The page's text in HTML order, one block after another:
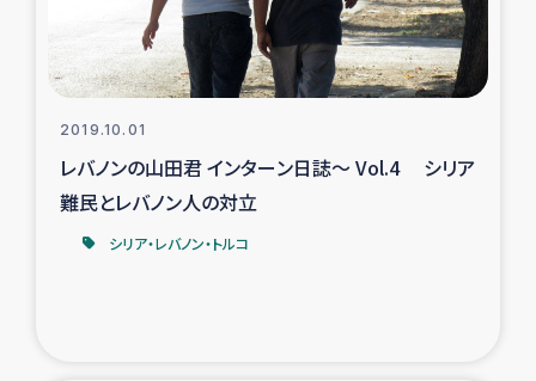
ふりかけ普及と食生活改善による栄養改善事業
緊急支援事業
女性の生計向上を通じた子どもの栄養改善事業
2019.10.01
レバノンの山田君 インターン日誌～ Vol.4 シリア
難民とレバノン人の対立
シリア・レバノン・トルコ